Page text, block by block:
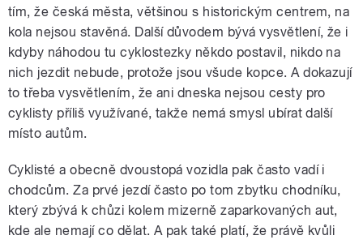
tím, že česká města, většinou s historickým centrem, na
kola nejsou stavěná. Další důvodem bývá vysvětlení, že i
kdyby náhodou tu cyklostezky někdo postavil, nikdo na
nich jezdit nebude, protože jsou všude kopce. A dokazují
to třeba vysvětlením, že ani dneska nejsou cesty pro
cyklisty příliš využívané, takže nemá smysl ubírat další
místo autům.
Cyklisté a obecně dvoustopá vozidla pak často vadí i
chodcům. Za prvé jezdí často po tom zbytku chodníku,
který zbývá k chůzi kolem mizerně zaparkovaných aut,
kde ale nemají co dělat. A pak také platí, že právě kvůli